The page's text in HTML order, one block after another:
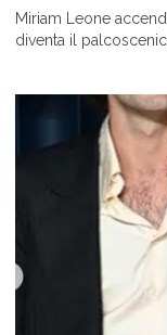
Miriam Leone
diventa il